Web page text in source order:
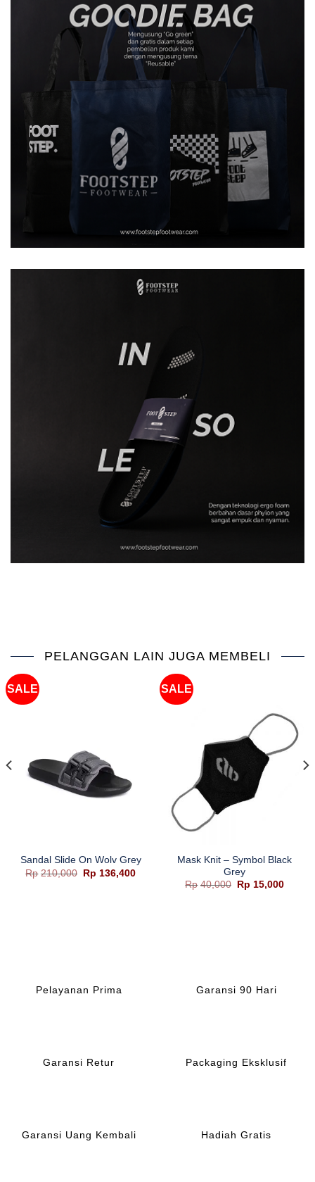
PELANGGAN LAIN JUGA MEMBELI
SALE
Sandal Slide On Wolv Grey
Rp 210,000
Harga
aslinya
Rp 136,400Harga
SALE
Mask Knit – Symbol Black
Grey
Rp 40,000
Harga
aslinya
Rp 15,000Harga
Pelayanan Prima Garansi 90 Hari
Garansi Retur Packaging Eksklusif
Garansi Uang Kembali Hadiah Gratis